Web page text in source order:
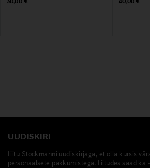
30,00 € 40,00 €
UUDISKIRI
Liitu Stockmanni uudiskirjaga, et olla kursis
personaalsete pakkumistega. Liitudes saad ka